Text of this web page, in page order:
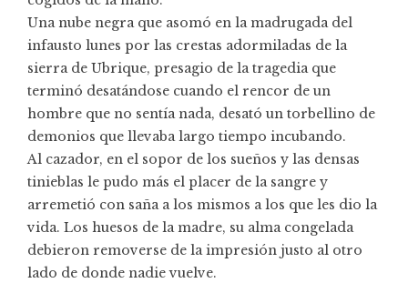
Una nube negra que asomó en la madrugada del
infausto lunes por las crestas adormiladas de la
sierra de Ubrique, presagio de la tragedia que
terminó desatándose cuando el rencor de un
hombre que no sentía nada, desató un torbellino de
demonios que llevaba largo tiempo incubando.
Al cazador, en el sopor de los sueños y las densas
tinieblas le pudo más el placer de la sangre y
arremetió con saña a los mismos a los que les dio la
vida. Los huesos de la madre, su alma congelada
debieron removerse de la impresión justo al otro
lado de donde nadie vuelve.